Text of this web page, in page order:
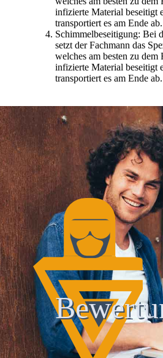
infizierte Material beseitigt
transportiert es am Ende ab.
Schimmelbeseitigung: Bei
setzt der Fachmann das
welches am besten zu dem
infizierte Material beseitigt
transportiert es am Ende ab.